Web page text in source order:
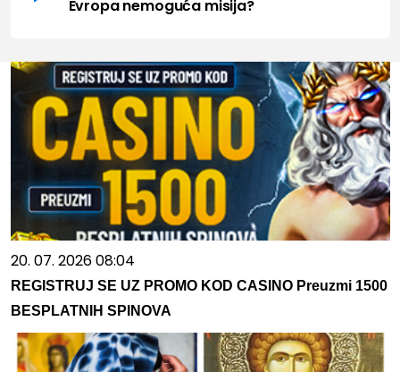
Evropa nemoguća misija?
20. 07. 2026 08:04
REGISTRUJ SE UZ PROMO KOD CASINO Preuzmi 1500
BESPLATNIH SPINOVA